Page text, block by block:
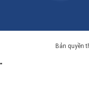
Bản quyền
"